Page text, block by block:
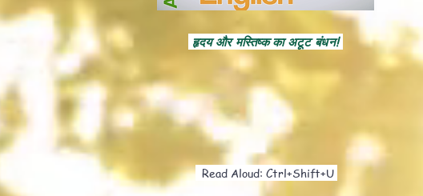
हृदय और मस्तिष्क का अटूट बंधन!
Read Aloud: Ctrl+Shift+U